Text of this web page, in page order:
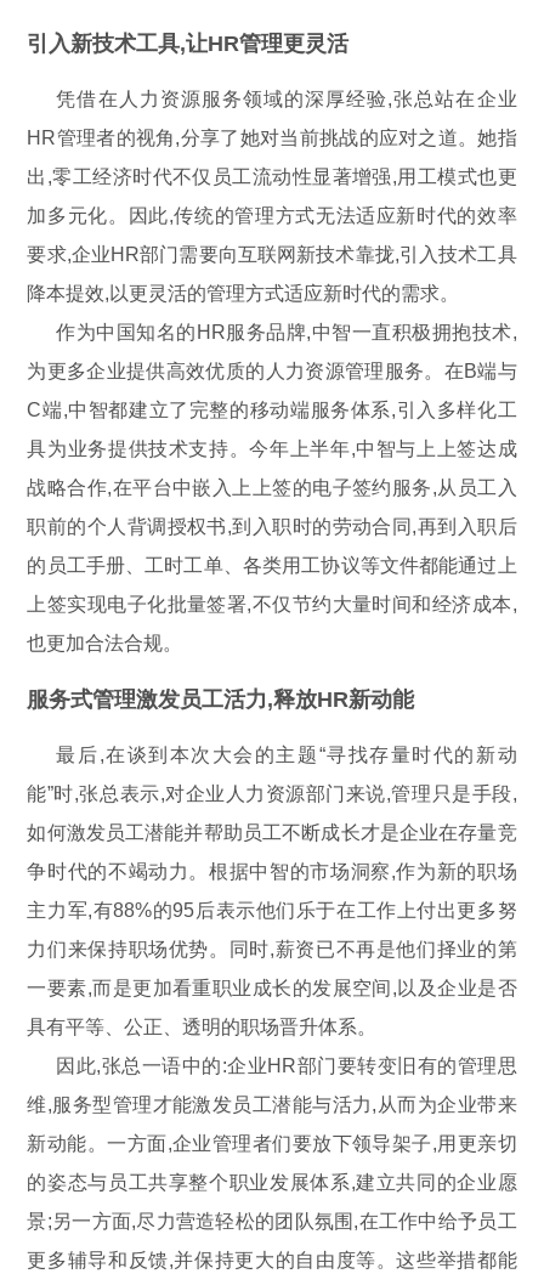
引入新技术工具,让HR管理更灵活
凭借在人力资源服务领域的深厚经验,张总站在企业
HR管理者的视角,分享了她对当前挑战的应对之道。她指
出,零工经济时代不仅员工流动性显著增强,用工模式也更
加多元化。因此,传统的管理方式无法适应新时代的效率
要求,企业HR部门需要向互联网新技术靠拢,引入技术工具
降本提效,以更灵活的管理方式适应新时代的需求。
作为中国知名的HR服务品牌,中智一直积极拥抱技术,
为更多企业提供高效优质的人力资源管理服务。在B端与
C端,中智都建立了完整的移动端服务体系,引入多样化工
具为业务提供技术支持。今年上半年,中智与上上签达成
战略合作,在平台中嵌入上上签的电子签约服务,从员工入
职前的个人背调授权书,到入职时的劳动合同,再到入职后
的员工手册、工时工单、各类用工协议等文件都能通过上
上签实现电子化批量签署,不仅节约大量时间和经济成本,
也更加合法合规。
服务式管理激发员工活力,释放HR新动能
最后,在谈到本次大会的主题“寻找存量时代的新动
能”时,张总表示,对企业人力资源部门来说,管理只是手段,
如何激发员工潜能并帮助员工不断成长才是企业在存量竞
争时代的不竭动力。根据中智的市场洞察,作为新的职场
主力军,有88%的95后表示他们乐于在工作上付出更多努
力们来保持职场优势。同时,薪资已不再是他们择业的第
一要素,而是更加看重职业成长的发展空间,以及企业是否
具有平等、公正、透明的职场晋升体系。
因此,张总一语中的:企业HR部门要转变旧有的管理思
维,服务型管理才能激发员工潜能与活力,从而为企业带来
新动能。一方面,企业管理者们要放下领导架子,用更亲切
的姿态与员工共享整个职业发展体系,建立共同的企业愿
景;另一方面,尽力营造轻松的团队氛围,在工作中给予员工
更多辅导和反馈,并保持更大的自由度等。这些举措都能